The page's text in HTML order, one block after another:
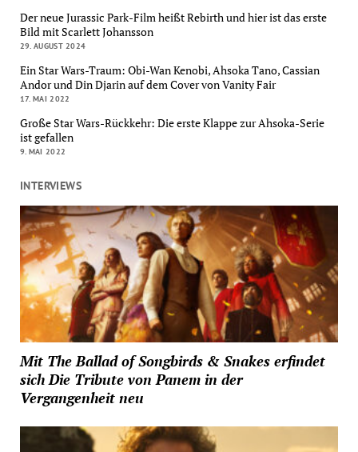
Der neue Jurassic Park-Film heißt Rebirth und hier ist das erste
Bild mit Scarlett Johansson
29. AUGUST 2024
Ein Star Wars-Traum: Obi-Wan Kenobi, Ahsoka Tano, Cassian
Andor und Din Djarin auf dem Cover von Vanity Fair
17. MAI 2022
Große Star Wars-Rückkehr: Die erste Klappe zur Ahsoka-Serie
ist gefallen
9. MAI 2022
INTERVIEWS
Mit The Ballad of Songbirds & Snakes erfindet
sich Die Tribute von Panem in der
Vergangenheit neu